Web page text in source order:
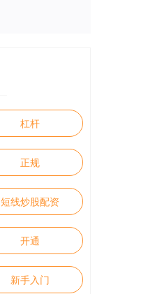
杠杆
正规
短线炒股配资
开通
新手入门